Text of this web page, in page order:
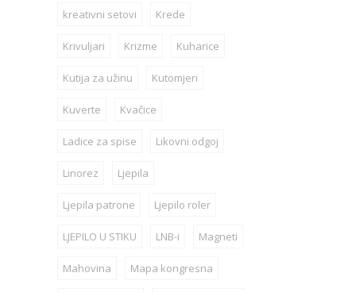
kreativni setovi Krede
Krivuljari Krizme Kuharice
Kutija za užinu Kutomjeri
Kuverte Kvačice
Ladice za spise Likovni odgoj
Linorez Ljepila
Ljepila patrone Ljepilo roler
LJEPILO U STIKU LNB-i Magneti
Mahovina Mapa kongresna